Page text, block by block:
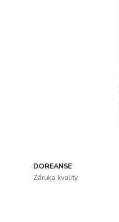
DOREANSE
Záruka kvality